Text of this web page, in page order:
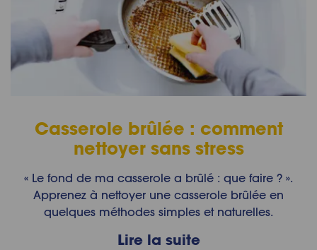
Casserole brûlée : comment
nettoyer sans stress
« Le fond de ma casserole a brûlé : que faire ? ».
Apprenez à nettoyer une casserole brûlée en
quelques méthodes simples et naturelles.
Lire la suite